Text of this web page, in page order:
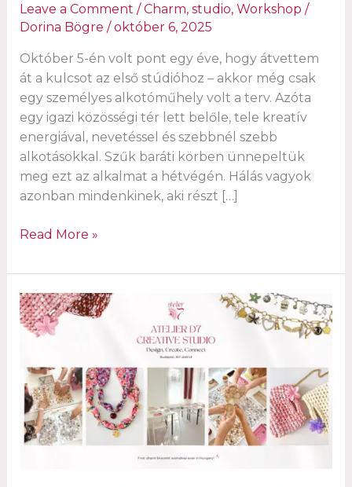
Leave a Comment /Charm, studio, Workshop /
Dorina Bögre /október 6, 2025
Október 5-én volt pont egy éve, hogy átvettem
át a kulcsot az első stúdióhoz – akkor még csak
egy személyes alkotóműhely volt a terv. Azóta
egy igazi közösségi tér lett belőle, tele kreatív
energiával, nevetéssel és szebbnél szebb
alkotásokkal. Szűk baráti körben ünnepeltük
meg ezt az alkalmat a hétvégén. Hálás vagyok
azonban mindenkinek, aki részt […]
Egy
az
Atelier
D7
kreatív
Read More »